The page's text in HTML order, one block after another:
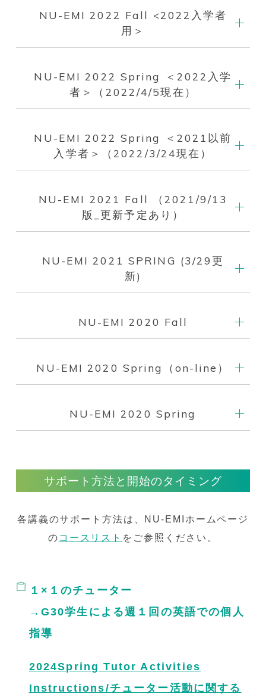
NU-EMI 2022 Fall <2022入学者
用＞
NU-EMI 2022 Spring ＜2022入学
者＞（2022/4/5現在）
NU-EMI 2022 Spring ＜2021以前
入学者＞（2022/3/24現在）
NU-EMI 2021 Fall （2021/9/13
版_更新予定あり）
NU-EMI 2021 SPRING (3/29更
新)
NU-EMI 2020 Fall
NU-EMI 2020 Spring（on-line）
NU-EMI 2020 Spring
サポート方法と開始のタイミング
各講義のサポート方法は、NU-EMIホームページ
の コースリスト をご参照ください。
１×１のチューター
→G30学生による週１回の英語での個人
指導
2024Spring Tutor Activities
Instructions/チューター活動に関する